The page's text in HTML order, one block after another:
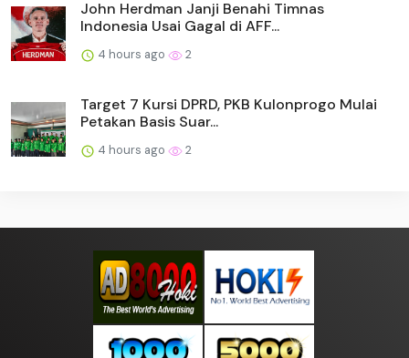
John Herdman Janji Benahi Timnas
Indonesia Usai Gagal di AFF...
4 hours ago 2
Target 7 Kursi DPRD, PKB Kulonprogo Mulai
Petakan Basis Suar...
4 hours ago 2